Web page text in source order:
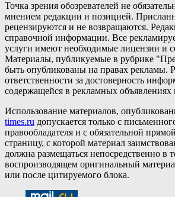
Точка зрения обозревателей не
мнением редакции и позицией.
рецензируются и не возвращаются.
справочной информации. Все
услуги имеют необходимые лицензии и
Материалы, публикуемые в рубрике
быть опубликованы на правах рекламы.
ответственности за достоверность
содержащейся в рекламных объявлениях
Использование материалов,
times.ru допускается только с
правообладателя и с обязательной
страницу, с которой материал
должна размещаться непосредственно в
воспроизводящем оригинальный
или после цитируемого блока.